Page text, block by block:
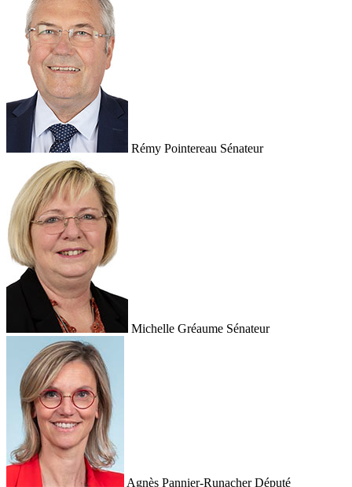
Rémy Pointereau Sénateur
Michelle Gréaume Sénateur
Agnès Pannier-Runacher Député